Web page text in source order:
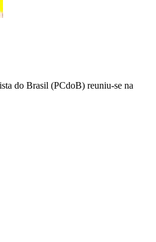
do Brasil (PCdoB) reuniu-se na